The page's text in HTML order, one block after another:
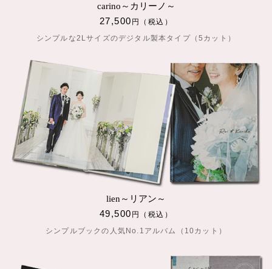
carino～カリーノ～
27,500円（税込）
シンプルな2Lサイズのデジタル製本タイプ（5カット）
lien～リアン～
49,500円（税込）
シンプルブックの人気No.1アルバム（10カット）